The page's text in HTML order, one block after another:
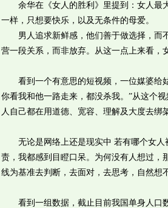
余华在《女人的胜利》里提到：女人最大
一样，只想要快乐，以及无条件的母爱。
男人追求新鲜感，他们善于做选择，而不
营一段关系，而非放弃。从这一点上来看，
看到一个有意思的短视频，一位媒婆给姑
你看我和他一路走来，都没杀我。”从这个
人自己都在用道德、宽容、理解及大度去绑
无论是网络上还是现实中 若有哪个女人
责，我都感到目瞪口呆。为何没有人想过，
线为基准去判断，去面对，去思考，自然想
看到一组数据，截止目前我国单身人口数